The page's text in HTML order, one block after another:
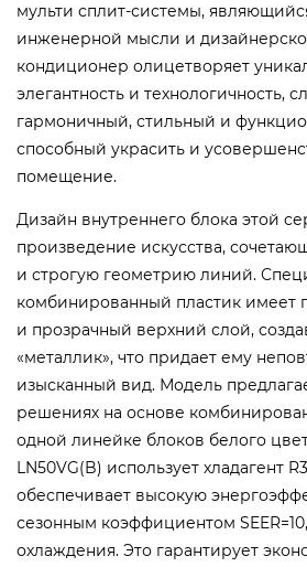
мульти сплит-системы,
инженерной мысли и
кондиционер олицетворяет
элегантность и технологичность,
гармоничный, стильный и
способный украсить и
помещение.
Дизайн внутреннего блока этой
произведение искусства,
и строгую геометрию линий.
комбинированный пластик имеет
и прозрачный верхний слой,
«металлик», что придает ему
изысканный вид. Модель
решениях на основе
одной линейке блоков белого
LN50VG(B) использует хладагент
обеспечивает высокую
сезонным коэффициентом
охлаждения. Это гарантирует